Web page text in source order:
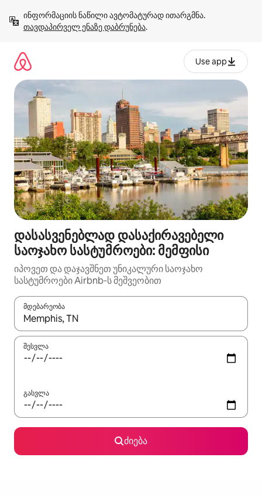
გადასვლა
თავდაპირველ ენაზე დაბრუნება.
Use app
დასასვენებლად დასაქირავებელი
საოჯახო სასტუმროები: მემფისი
იპოვეთ და დაჯავშნეთ უნიკალური საოჯახო
სასტუმროები Airbnb‑ს მეშვეობით
მდებარეობა
როცა შედეგები ხელმისაწვდომი გახდება, ნავიგაციისთვის
შესვლა
გასვლა
ძიება